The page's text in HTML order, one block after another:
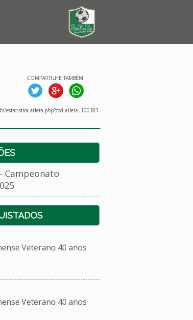
COMPARTILHE TAMBÉM!
estatistica_atleta.php?cod_atleta=100183
Campeonato
Veterano 40 anos
Veterano 40 anos